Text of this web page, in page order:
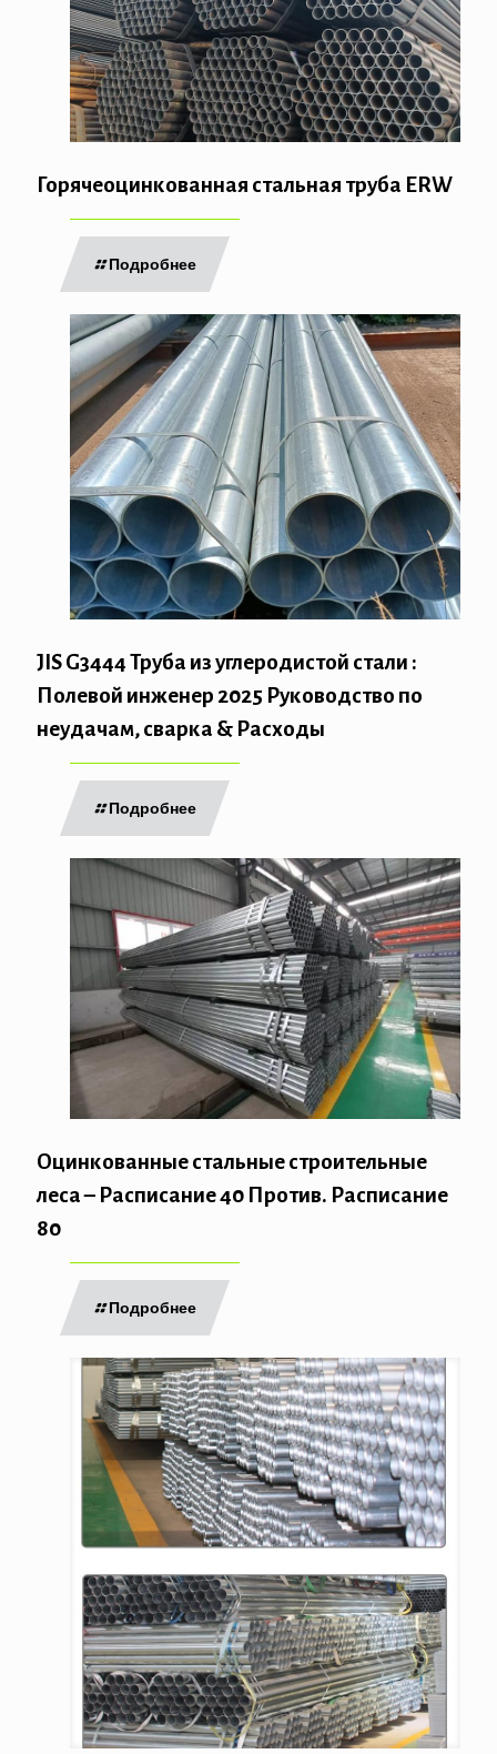
Горячеоцинкованная стальная труба ERW
Подробнее
JIS G3444 Труба из углеродистой стали :
Полевой инженер 2025 Руководство по
неудачам, сварка & Расходы
Подробнее
Оцинкованные стальные строительные
леса – Расписание 40 Против. Расписание
80
Подробнее